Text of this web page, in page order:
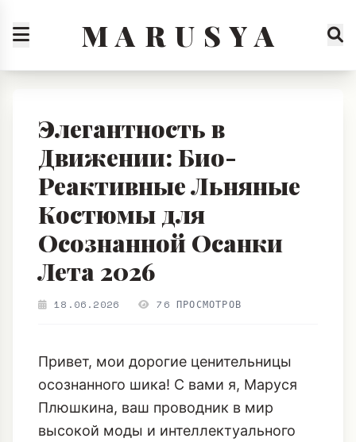
M A R U S Y A
Элегантность в
Движении: Био-
Реактивные Льняные
Костюмы для
Осознанной Осанки
Лета 2026
18.06.2026 76 ПРОСМОТРОВ
Привет, мои дорогие ценительницы
осознанного шика! С вами я, Маруся
Плюшкина, ваш проводник в мир
высокой моды и интеллектуального